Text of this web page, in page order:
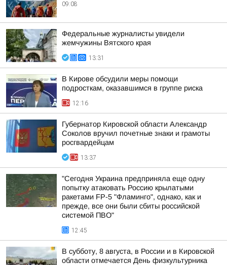
09:08
Федеральные журналисты увидели
жемчужины Вятского края
13:31
В Кирове обсудили меры помощи
подросткам, оказавшимся в группе риска
12:16
Губернатор Кировской области Александр
Соколов вручил почетные знаки и грамоты
росгвардейцам
13:37
"Сегодня Украина предприняла еще одну
попытку атаковать Россию крылатыми
ракетами FP-5 "Фламинго", однако, как и
прежде, все они были сбиты российской
системой ПВО"
12:45
В субботу, 8 августа, в России и в Кировской
области отмечается День физкультурника